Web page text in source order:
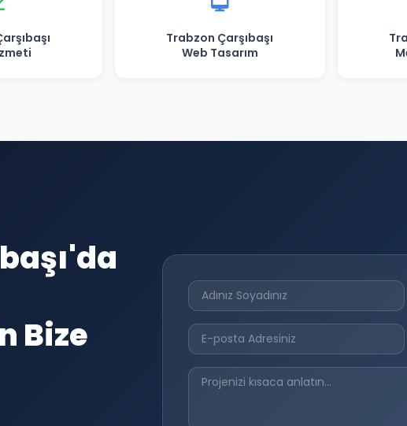
Trabzon Çarşıbaşı
Web Tasarım
Bize